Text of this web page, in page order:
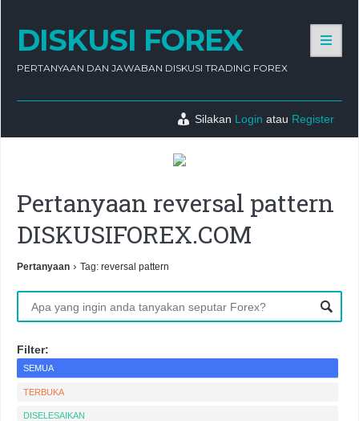
DISKUSI FOREX
PERTANYAAN DAN JAWABAN DISKUSI TRADING FOREX
Silakan Login atau Register
Pertanyaan reversal pattern
DISKUSIFOREX.COM
Pertanyaan › Tag: reversal pattern
Filter:
SEMUA
TERBUKA
DISELESAIKAN